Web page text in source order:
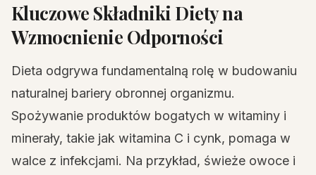
Kluczowe Składniki Diety na
Wzmocnienie Odporności
Dieta odgrywa fundamentalną rolę w budowaniu
naturalnej bariery obronnej organizmu.
Spożywanie produktów bogatych w witaminy i
minerały, takie jak witamina C i cynk, pomaga w
walce z infekcjami. Na przykład, świeże owoce i